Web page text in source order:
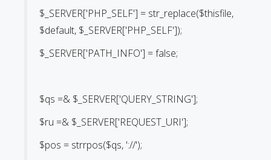
$_SERVER['PHP_SELF'] = str_replace($thisfile,
$default, $_SERVER['PHP_SELF']);
$_SERVER['PATH_INFO'] = false;
$qs =& $_SERVER['QUERY_STRING'];
$ru =& $_SERVER['REQUEST_URI'];
$pos = strrpos($qs, '://');